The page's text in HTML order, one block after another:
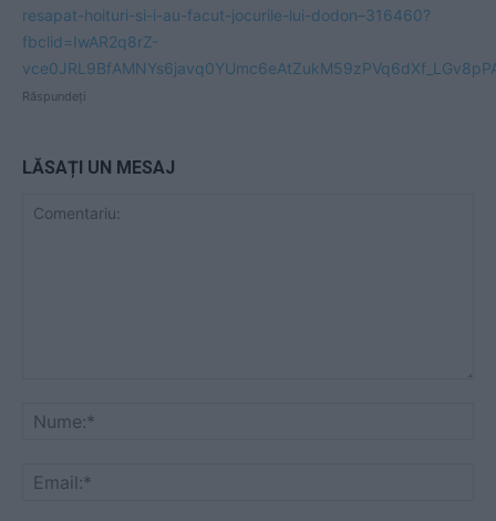
resapat-hoituri-si-i-au-facut-jocurile-lui-dodon–316460?
fbclid=IwAR2q8rZ-
Răspundeți
LĂSAȚI UN MESAJ